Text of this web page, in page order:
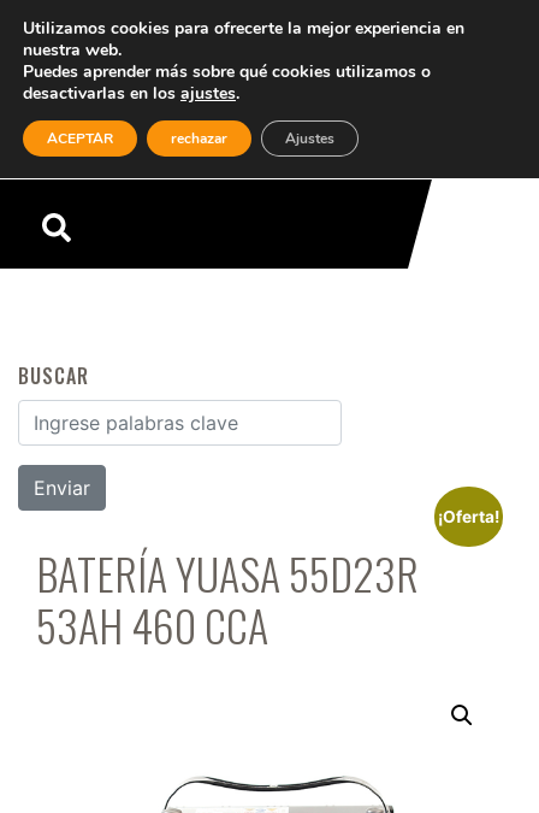
Menú
BUSCAR
Buscar por:
BATERÍA YUASA 55D23R
53AH 460 CCA
¡Oferta!
Utilizamos cookies para ofrecerte la mejor experiencia en
nuestra web.
Puedes aprender más sobre qué cookies utilizamos o
desactivarlas en los ajustes.
ACEPTAR rechazar Ajustes